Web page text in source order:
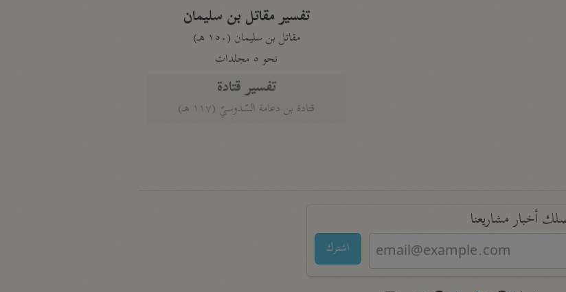
تفسير مقاتل بن سليمان
مقاتل بن سليمان (١٥٠ هـ)
نحو ٥ مجلدات
تفسير قتادة
قتادة بن دعامة السّدوسيّ (١١٧ هـ)
أخبار مشاريعنا
اشترك